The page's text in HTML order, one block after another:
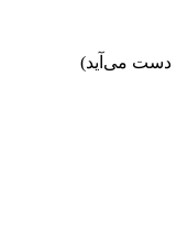
دست می‌آید)